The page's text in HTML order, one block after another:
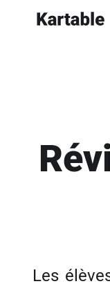
Les